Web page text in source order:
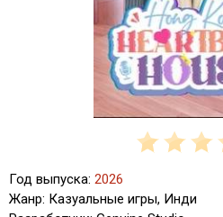
Год выпуска: 2026
Жанр: Казуальные игры, Инди